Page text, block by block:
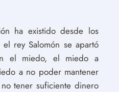
ha existido desde los
rey Salomón se apartó
el miedo, el miedo a
a no poder mantener
tener suficiente dinero